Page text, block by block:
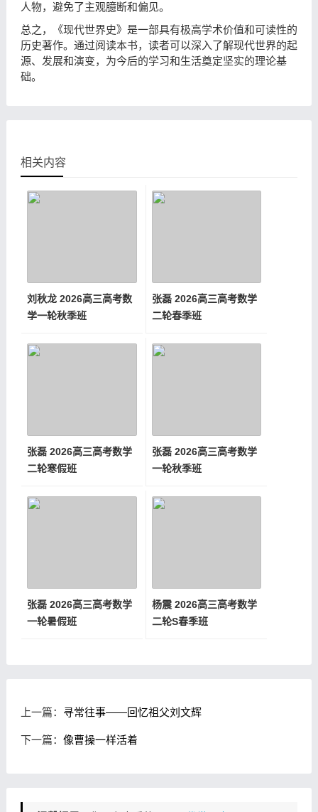
人物，避免了主观臆断和偏见。
总之，《现代世界史》是一部具有极高学术价值和可读性的
历史著作。通过阅读本书，读者可以深入了解现代世界的起
源、发展和演变，为今后的学习和生活奠定坚实的理论基
础。
相关内容
刘秋龙 2026高三高考数
学一轮秋季班
张磊 2026高三高考数学
二轮春季班
张磊 2026高三高考数学
二轮寒假班
张磊 2026高三高考数学
一轮秋季班
张磊 2026高三高考数学
一轮暑假班
杨震 2026高三高考数学
二轮S春季班
上一篇： 寻常往事——回忆祖父刘文辉
下一篇： 像曹操一样活着